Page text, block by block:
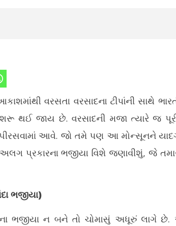
ગુજરાતમાં છેલ્લા 4 વર્ષમાં 14,925
સિકલસેલના દર્દીઓને 14 કરોડની તબીબી
11,
2026
ગુજરાતને
હબ
વરસતા વરસાદના ટીપાંની સાથે
થઈ જાય છે. વરસાદની મજા ત્યારે જ
પીરસવામાં આવે. જો તમે પણ આ મોન્સૂનને
ભજીયા વિશે જણાવીશું, જે
ભજીયા)
ભજીયા ન બને તો ચોમાસું અધૂરું લાગે